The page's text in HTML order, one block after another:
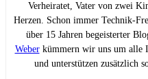
Verheiratet, Vater von zwei
Herzen. Schon immer Technik-
über 15 Jahren begeisterter
Weberkümmern wir uns um alle
und unterstützen zusätzlich